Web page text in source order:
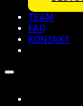
TEAM
FAQ
KONTAKT